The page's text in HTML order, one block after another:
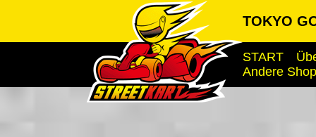
TOKYO
START
Andere